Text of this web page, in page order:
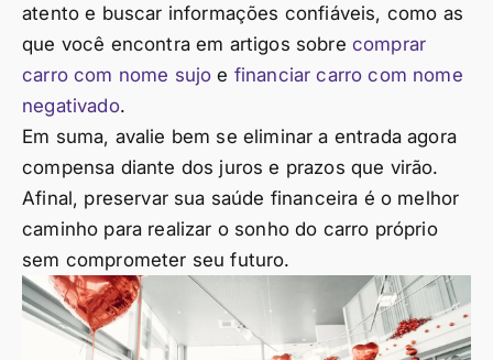
atento e buscar informações confiáveis, como as
que você encontra em artigos sobre comprar
carro com nome sujo e financiar carro com nome
negativado.
Em suma, avalie bem se eliminar a entrada agora
compensa diante dos juros e prazos que virão.
Afinal, preservar sua saúde financeira é o melhor
caminho para realizar o sonho do carro próprio
sem comprometer seu futuro.